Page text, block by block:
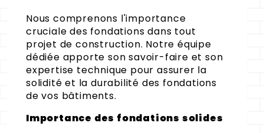
Nous comprenons l'importance
cruciale des fondations dans tout
projet de construction. Notre équipe
dédiée apporte son savoir-faire et son
expertise technique pour assurer la
solidité et la durabilité des fondations
de vos bâtiments.
Importance des fondations solides